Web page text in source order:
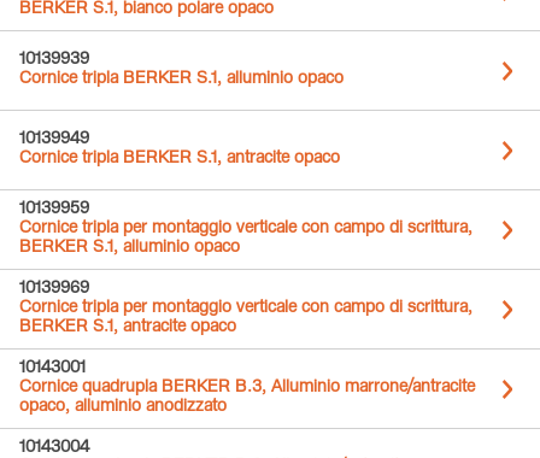
BERKER S.1, bianco polare opaco
10139939
Cornice tripla BERKER S.1, alluminio opaco
10139949
Cornice tripla BERKER S.1, antracite opaco
10139959
Cornice tripla per montaggio verticale con campo di scrittura,
BERKER S.1, alluminio opaco
10139969
Cornice tripla per montaggio verticale con campo di scrittura,
BERKER S.1, antracite opaco
10143001
Cornice quadrupla BERKER B.3, Alluminio marrone/antracite
opaco, alluminio anodizzato
10143004